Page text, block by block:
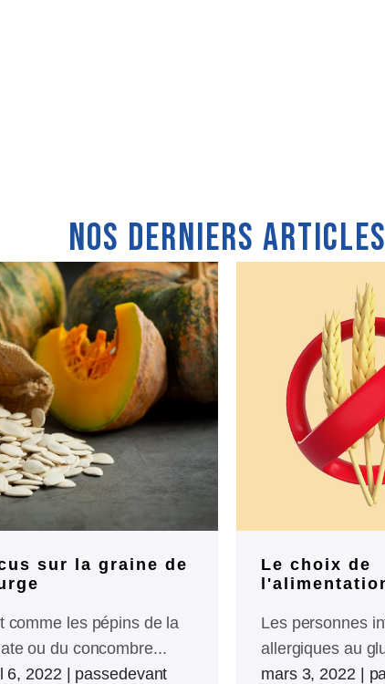
Nos derniers articles
sur la graine de
comme les pépins de la
ou du concombre...
6, 2022| passedevant
Le choix de
Les personnes
allergiques au
mars 3, 2022|